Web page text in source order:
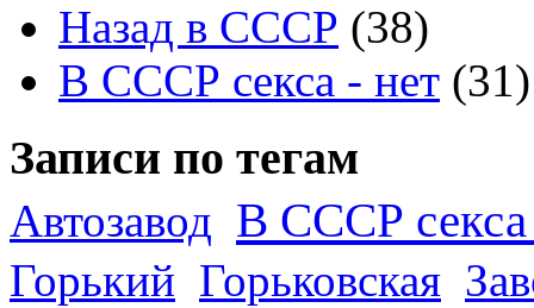
Назад в СССР (38)
В СССР секса - нет (31)
Записи по тегам
Автозавод В СССР секса
Горький Горьковская